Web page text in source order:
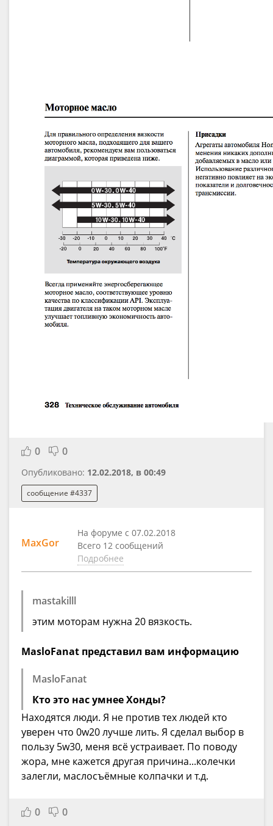
0 0
Опубликовано: 12.02.2018, в 00:49
сообщение #4337
MaxGor
На форуме с 07.02.2018
Всего 12 сообщений
Подробнее
mastakilll
этим моторам нужна 20 вязкость.
MasloFanat представил вам информацию
MasloFanat
Кто это нас умнее Хонды?
Находятся люди. Я не против тех людей кто
уверен что 0w20 лучше лить. Я сделал выбор в
пользу 5w30, меня всё устраивает. По поводу
жора, мне кажется другая причина...колечки
залегли, маслосъёмные колпачки и т.д.
0 0